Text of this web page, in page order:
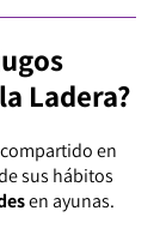
Ladera?
en
sus hábitos
en ayunas.